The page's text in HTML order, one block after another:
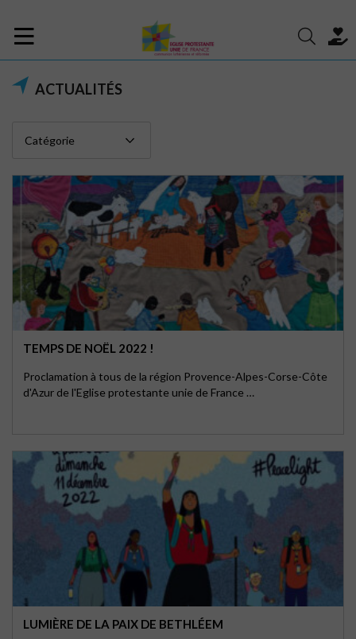
ACTUALITÉS
TEMPS DE NOËL 2022 !
Proclamation à tous de la région Provence-Alpes-Corse-Côte
d'Azur de l'Eglise protestante unie de France …
LUMIÈRE DE LA PAIX DE BETHLÉEM